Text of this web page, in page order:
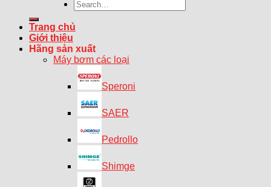
Search
for:
Trang chủ
Giới thiệu
Hãng sản xuất
Máy bơm các loại
Speroni
SAER
Pedrollo
Shimge